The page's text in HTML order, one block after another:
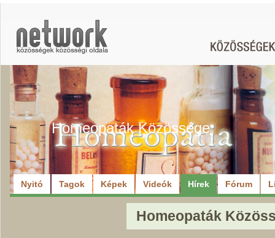
Homeopaták Közössége
Nyitó Tagok Képek Videók Hírek Fórum
Homeopaták